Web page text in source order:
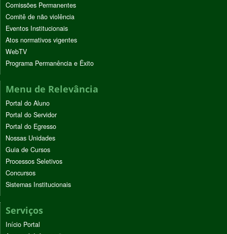
Comissões Permanentes
Comitê de não violência
Eventos Institucionais
Atos normativos vigentes
WebTV
Programa Permanência e Êxito
Menu de Relevância
Portal do Aluno
Portal do Servidor
Portal do Egresso
Nossas Unidades
Guia de Cursos
Processos Seletivos
Concursos
Sistemas Institucionais
Serviços
Início Portal